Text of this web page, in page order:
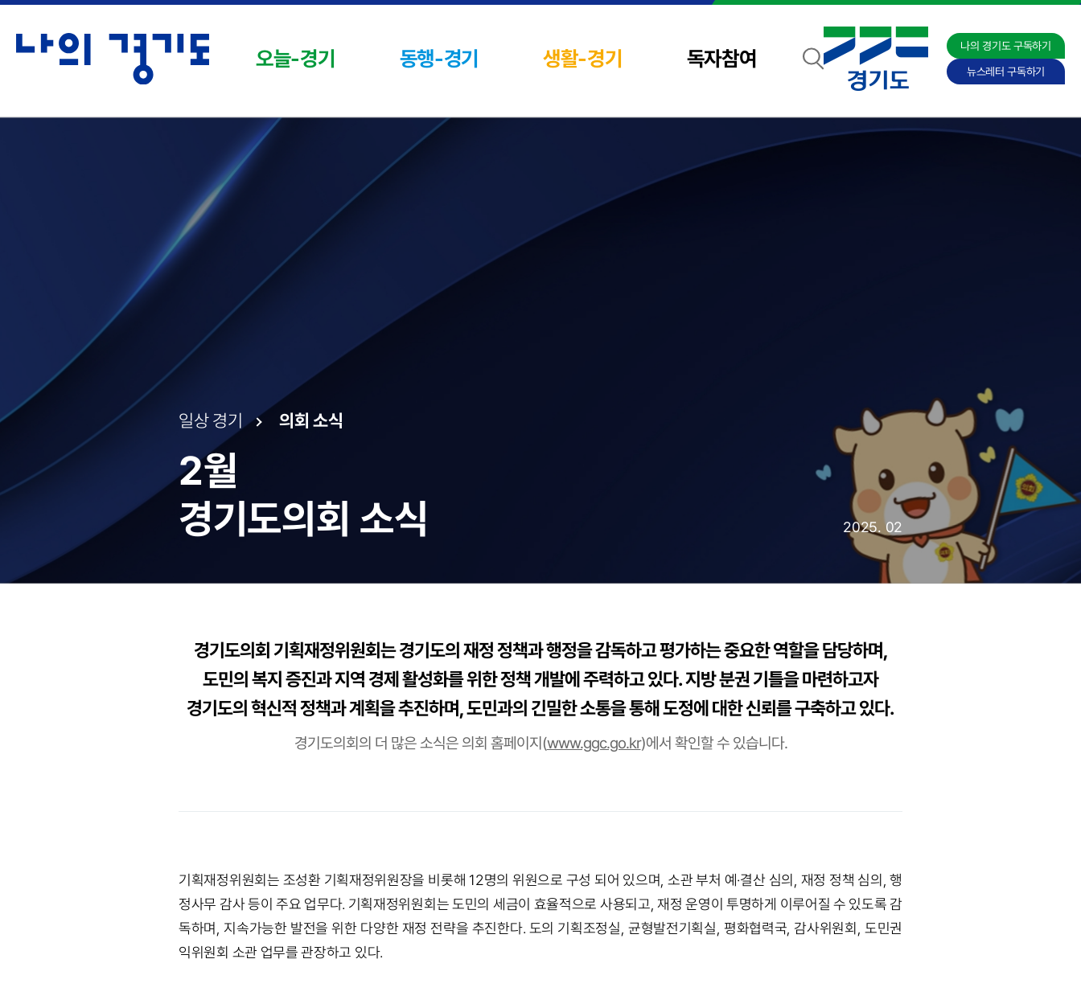
오늘-경기 동행-경기 생활-경기 독자참여
나의 경기도 구독하기
뉴스레터 구독하기
일상 경기 의회 소식
2월
경기도의회 소식
2025. 02
경기도의회 기획재정위원회는 경기도의 재정 정책과 행정을 감독하고 평가하는 중요한 역할을 담당하며,
도민의 복지 증진과 지역 경제 활성화를 위한 정책 개발에 주력하고 있다. 지방 분권 기틀을 마련하고자
경기도의 혁신적 정책과 계획을 추진하며, 도민과의 긴밀한 소통을 통해 도정에 대한 신뢰를 구축하고 있다.
경기도의회의 더 많은 소식은 의회 홈페이지(www.ggc.go.kr)에서 확인할 수 있습니다.
기획재정위원회는 조성환 기획재정위원장을 비롯해 12명의 위원으로 구성 되어 있으며, 소관 부처 예·결산 심의, 재정 정책 심의, 행
정사무 감사 등이 주요 업무다. 기획재정위원회는 도민의 세금이 효율적으로 사용되고, 재정 운영이 투명하게 이루어질 수 있도록 감
독하며, 지속가능한 발전을 위한 다양한 재정 전략을 추진한다. 도의 기획조정실, 균형발전기획실, 평화협력국, 감사위원회, 도민권
익위원회 소관 업무를 관장하고 있다.